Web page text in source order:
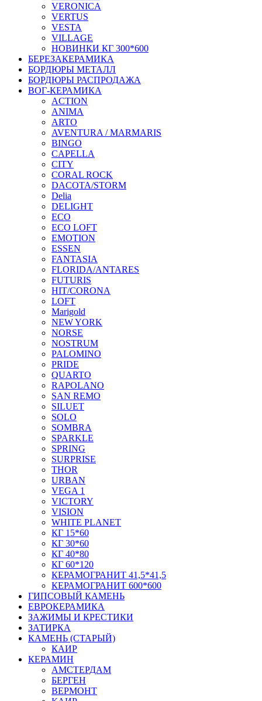
VERONICA
VERTUS
VESTA
VILLAGE
НОВИНКИ КГ 300*600
БЕРЕЗАКЕРАМИКА
БОРДЮРЫ МЕТАЛЛ
БОРДЮРЫ РАСПРОДАЖА
ВОГ-КЕРАМИКА
ACTION
ANIMA
ARTO
AVENTURA / MARMARIS
BINGO
CAPELLA
CITY
CORAL ROCK
DACOTA/STORM
Delia
DELIGHT
ECO
ECO LOFT
EMOTION
ESSEN
FANTASIA
FLORIDA/ANTARES
FUTURIS
HIT/CORONA
LOFT
Marigold
NEW YORK
NORSE
NOSTRUM
PALOMINO
PRIDE
QUARTO
RAPOLANO
SAN REMO
SILUET
SOLO
SOMBRA
SPARKLE
SPRING
SURPRISE
THOR
URBAN
VEGA 1
VICTORY
VISION
WHITE PLANET
КГ 15*60
КГ 30*60
КГ 40*80
КГ 60*120
КЕРАМОГРАНИТ 41,5*41,5
КЕРАМОГРАНИТ 600*600
ГИПСОВЫЙ КАМЕНЬ
ЕВРОКЕРАМИКА
ЗАЖИМЫ И КРЕСТИКИ
ЗАТИРКА
КАМЕНЬ (СТАРЫЙ)
КАИР
КЕРАМИН
АМСТЕРДАМ
БЕРГЕН
ВЕРМОНТ